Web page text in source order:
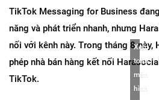
TikTok Messaging for Business
năng và phát triển nhanh, nhưng
nối với kênh này. Trong tháng 8 này,
phép nhà bán hàng kết nối
TikTok.
Xem
toàn
màn
hình